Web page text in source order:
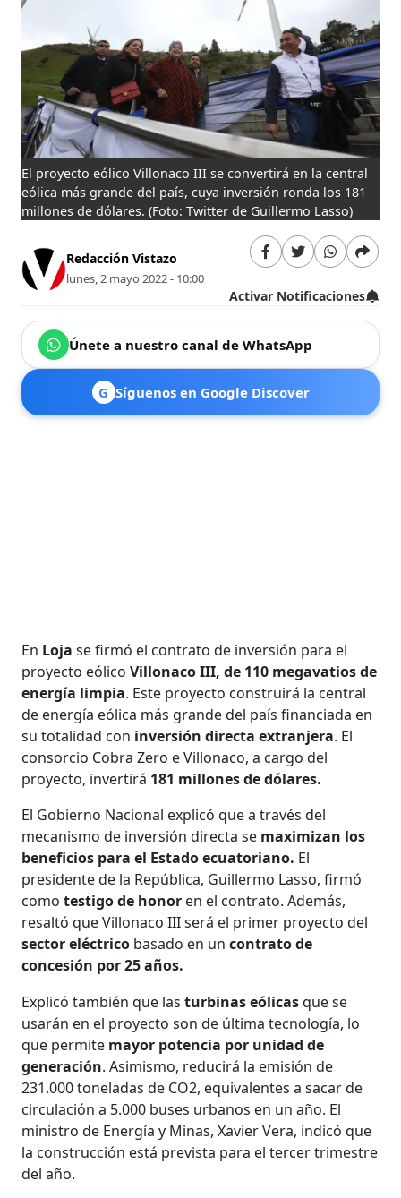
El proyecto eólico Villonaco III se convertirá en la central
eólica más grande del país, cuya inversión ronda los 181
millones de dólares. (Foto: Twitter de Guillermo Lasso)
Redacción Vistazo
lunes, 2 mayo 2022 - 10:00
Activar Notificaciones
Únete a nuestro canal de WhatsApp
G Síguenos en Google Discover
En Lojase firmó el contrato de inversión para el
proyecto eólicoVillonaco III, de 110 megavatios de
energía limpia. Este proyecto construirá la central
de energía eólica más grande del país financiada en
su totalidad con inversión directa extranjera. El
consorcio Cobra Zero e Villonaco, a cargo del
proyecto, invertirá 181 millones de dólares.
El Gobierno Nacional explicó que a través del
mecanismo de inversión directa se maximizan los
beneficios para el Estado ecuatoriano. El
presidente de la República, Guillermo Lasso, firmó
comotestigo de honor en el contrato. Además,
resaltó que Villonaco III será el primer proyecto del
sector eléctrico basado en uncontrato de
concesión por 25 años.
Explicó también que lasturbinas eólicasque se
usarán en el proyecto son de última tecnología, lo
que permite mayor potencia por unidad de
generación. Asimismo, reducirá la emisión de
231.000 toneladas de CO2, equivalentes a sacar de
circulación a 5.000 buses urbanos en un año. El
ministro de Energía y Minas, Xavier Vera, indicó que
la construcción está prevista para el tercer trimestre
del año.